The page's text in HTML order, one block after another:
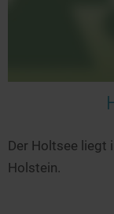
Der Holtsee liegt
Holstein.